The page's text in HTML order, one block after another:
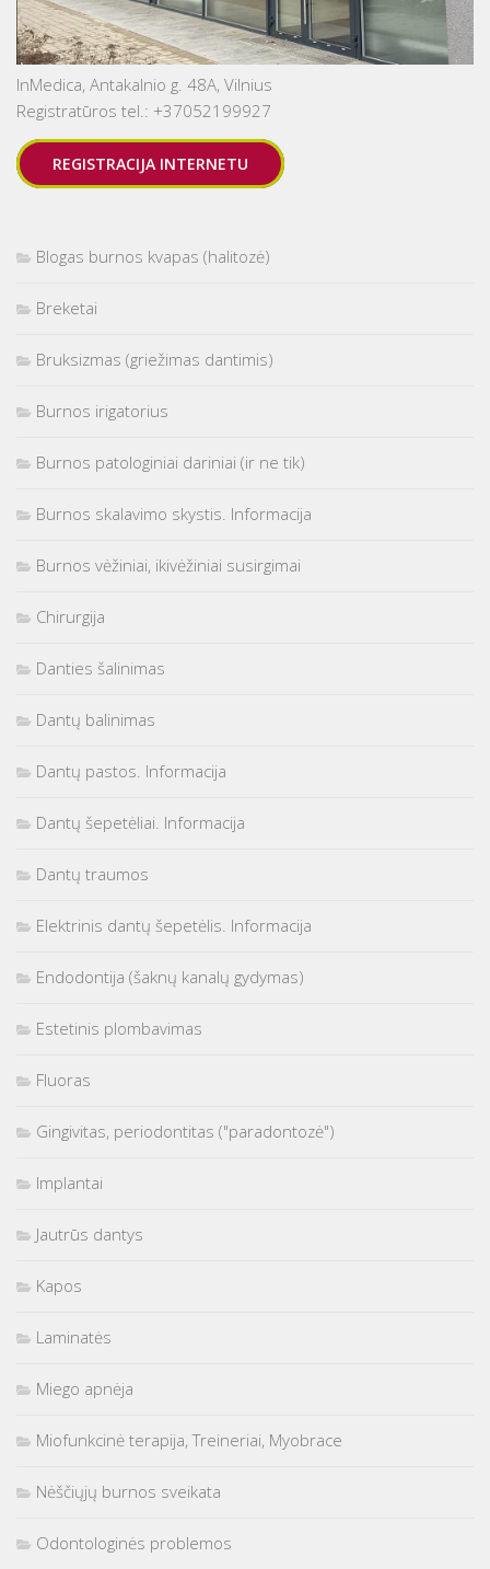
InMedica, Antakalnio g. 48A, Vilnius
Registratūros tel.: +37052199927
REGISTRACIJA INTERNETU
Blogas burnos kvapas (halitozė)
Breketai
Bruksizmas (griežimas dantimis)
Burnos irigatorius
Burnos patologiniai dariniai (ir ne tik)
Burnos skalavimo skystis. Informacija
Burnos vėžiniai, ikivėžiniai susirgimai
Chirurgija
Danties šalinimas
Dantų balinimas
Dantų pastos. Informacija
Dantų šepetėliai. Informacija
Dantų traumos
Elektrinis dantų šepetėlis. Informacija
Endodontija (šaknų kanalų gydymas)
Estetinis plombavimas
Fluoras
Gingivitas, periodontitas ("paradontozė")
Implantai
Jautrūs dantys
Kapos
Laminatės
Miego apnėja
Miofunkcinė terapija, Treineriai, Myobrace
Nėščiųjų burnos sveikata
Odontologinės problemos